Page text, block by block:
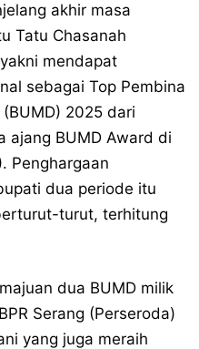
akhir masa
Tatu Chasanah
mendapat
sebagai Top Pembina
2025 dari
ajang BUMD Award di
Penghargaan
dua periode itu
turut, terhitung
dua BUMD milik
Serang (Perseroda)
yang juga meraih